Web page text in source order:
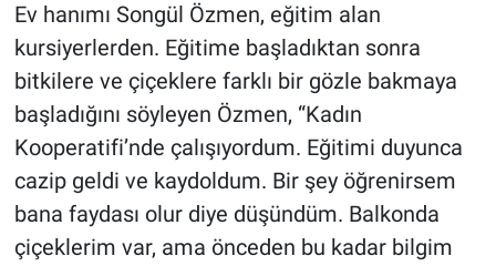
Ev hanımı Songül Özmen, eğitim alan
kursiyerlerden. Eğitime başladıktan sonra
bitkilere ve çiçeklere farklı bir gözle bakmaya
başladığını söyleyen Özmen, “Kadın
Kooperatifi’nde çalışıyordum. Eğitimi duyunca
cazip geldi ve kaydoldum. Bir şey öğrenirsem
bana faydası olur diye düşündüm. Balkonda
çiçeklerim var, ama önceden bu kadar bilgim